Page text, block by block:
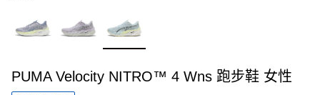
PUMA Velocity NITRO™ 4 Wns 跑步鞋 女性